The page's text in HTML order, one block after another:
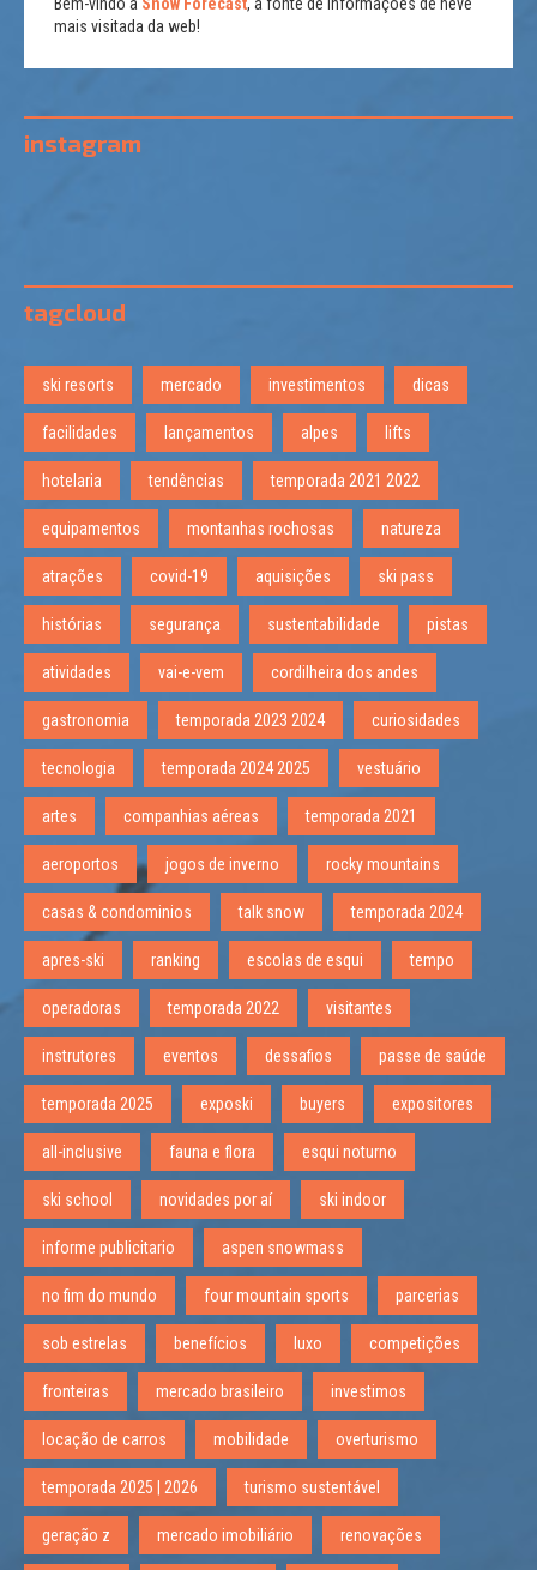
Bem-vindo a Snow Forecast, a fonte de informações de neve
mais visitada da web!
instagram
tagcloud
ski resorts mercado investimentos dicas
facilidades lançamentos alpes lifts
hotelaria tendências temporada 2021 2022
equipamentos montanhas rochosas natureza
atrações covid-19 aquisições ski pass
histórias segurança sustentabilidade pistas
atividades vai-e-vem cordilheira dos andes
gastronomia temporada 2023 2024 curiosidades
tecnologia temporada 2024 2025 vestuário
artes companhias aéreas temporada 2021
aeroportos jogos de inverno rocky mountains
casas & condominios talk snow temporada 2024
apres-ski ranking escolas de esqui tempo
operadoras temporada 2022 visitantes
instrutores eventos dessafios passe de saúde
temporada 2025 exposki buyers expositores
all-inclusive fauna e flora esqui noturno
ski school novidades por aí ski indoor
informe publicitario aspen snowmass
no fim do mundo four mountain sports parcerias
sob estrelas benefícios luxo competições
fronteiras mercado brasileiro investimos
locação de carros mobilidade overturismo
temporada 2025 | 2026 turismo sustentável
geração z mercado imobiliário renovações